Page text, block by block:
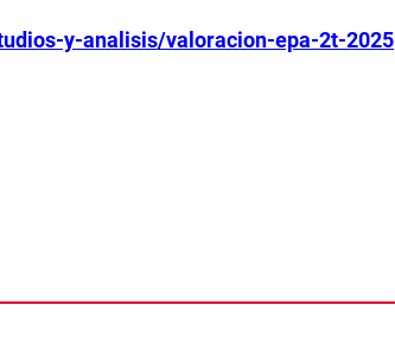
y-analisis/valoracion-epa-2t-2025